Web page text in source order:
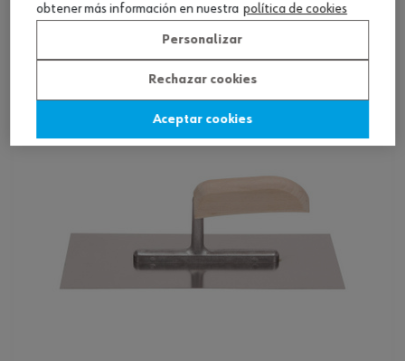
Ver producto
obtener más información en nuestra política de cookies
Personalizar
Rechazar cookies
Aceptar cookies